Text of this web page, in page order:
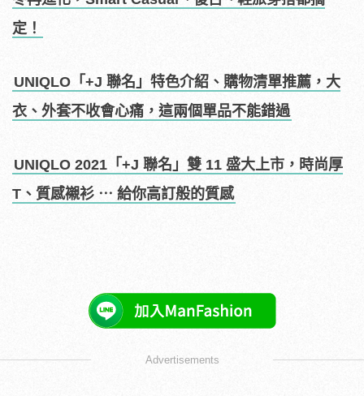
定！
UNIQLO「+J 聯名」特色介紹、購物清單推薦，大
衣、外套不收會心痛，這兩個單品不能錯過
UNIQLO 2021「+J 聯名」雙 11 盛大上市，時尚厚
T、質感襯衫 ⋯ 給你高訂般的質感
Advertisements